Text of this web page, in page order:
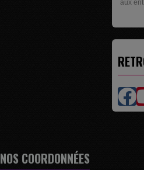
NOS COORDONNÉES